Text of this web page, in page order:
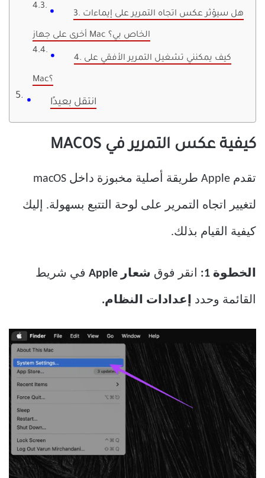
3. هل سيؤثر عكس اتجاه التمرير على إيماءات
أخرى على جهاز Mac الخاص بي؟
4. كيف يمكنني تشغيل التمرير الأفقي على
Mac؟
انتقل بعيدًا
كيفية عكس التمرير في MACOS
تقدم Apple طريقة أصلية مخبوزة داخل macOS
لتغيير اتجاه التمرير على لوحة التتبع بسهولة. إليك
كيفية القيام بذلك.
الخطوة 1: انقر فوق شعار Apple في شريط
القائمة وحدد إعدادات النظام.